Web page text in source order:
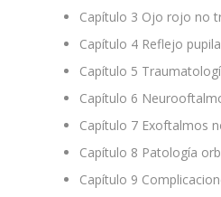
Capítulo 3 Ojo rojo no
Capítulo 4 Reflejo
Capítulo 5
Capítulo 6
Capítulo 7 Exoftalmos
Capítulo 8 Patología
Capítulo 9